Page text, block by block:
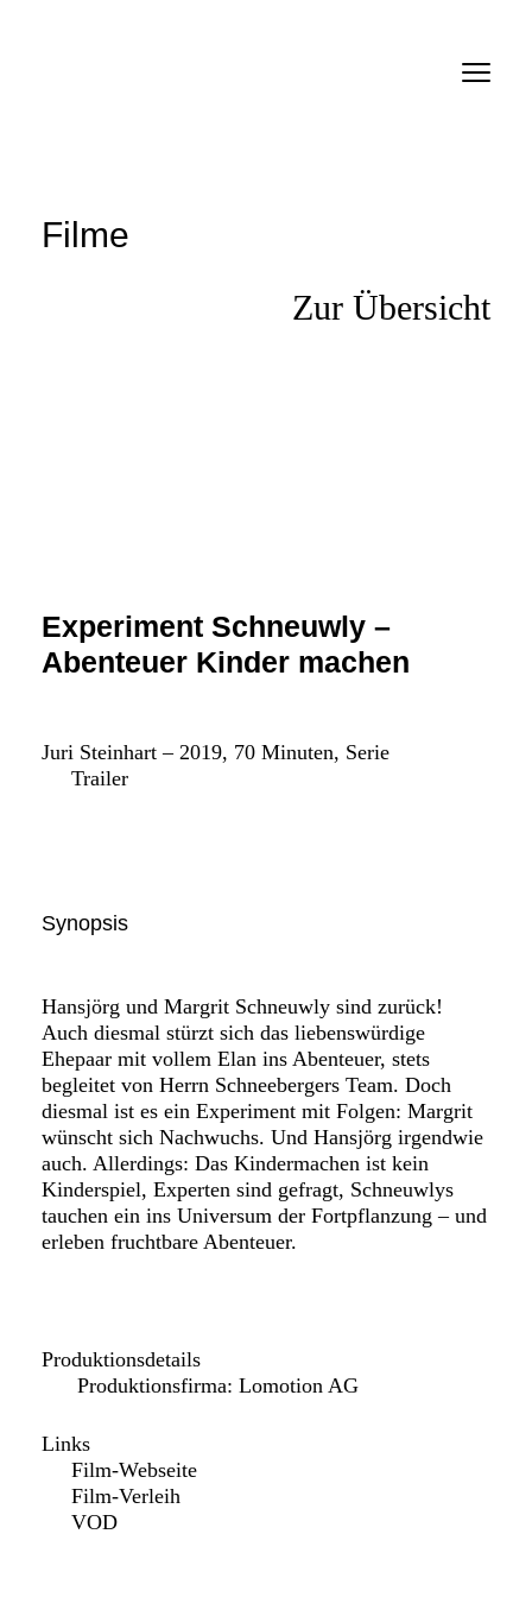
Kontakt
Filme
Zur Übersicht
Experiment Schneuwly –
Abenteuer Kinder machen
Juri Steinhart – 2019, 70 Minuten, Serie
Trailer
Synopsis
Hansjörg und Margrit Schneuwly sind zurück!
Auch diesmal stürzt sich das liebenswürdige
Ehepaar mit vollem Elan ins Abenteuer, stets
begleitet von Herrn Schneebergers Team. Doch
diesmal ist es ein Experiment mit Folgen: Margrit
wünscht sich Nachwuchs. Und Hansjörg irgendwie
auch. Allerdings: Das Kindermachen ist kein
Kinderspiel, Experten sind gefragt, Schneuwlys
tauchen ein ins Universum der Fortpflanzung – und
erleben fruchtbare Abenteuer.
Produktionsdetails
Produktionsfirma: Lomotion AG
Links
Film-Webseite
Film-Verleih
VOD